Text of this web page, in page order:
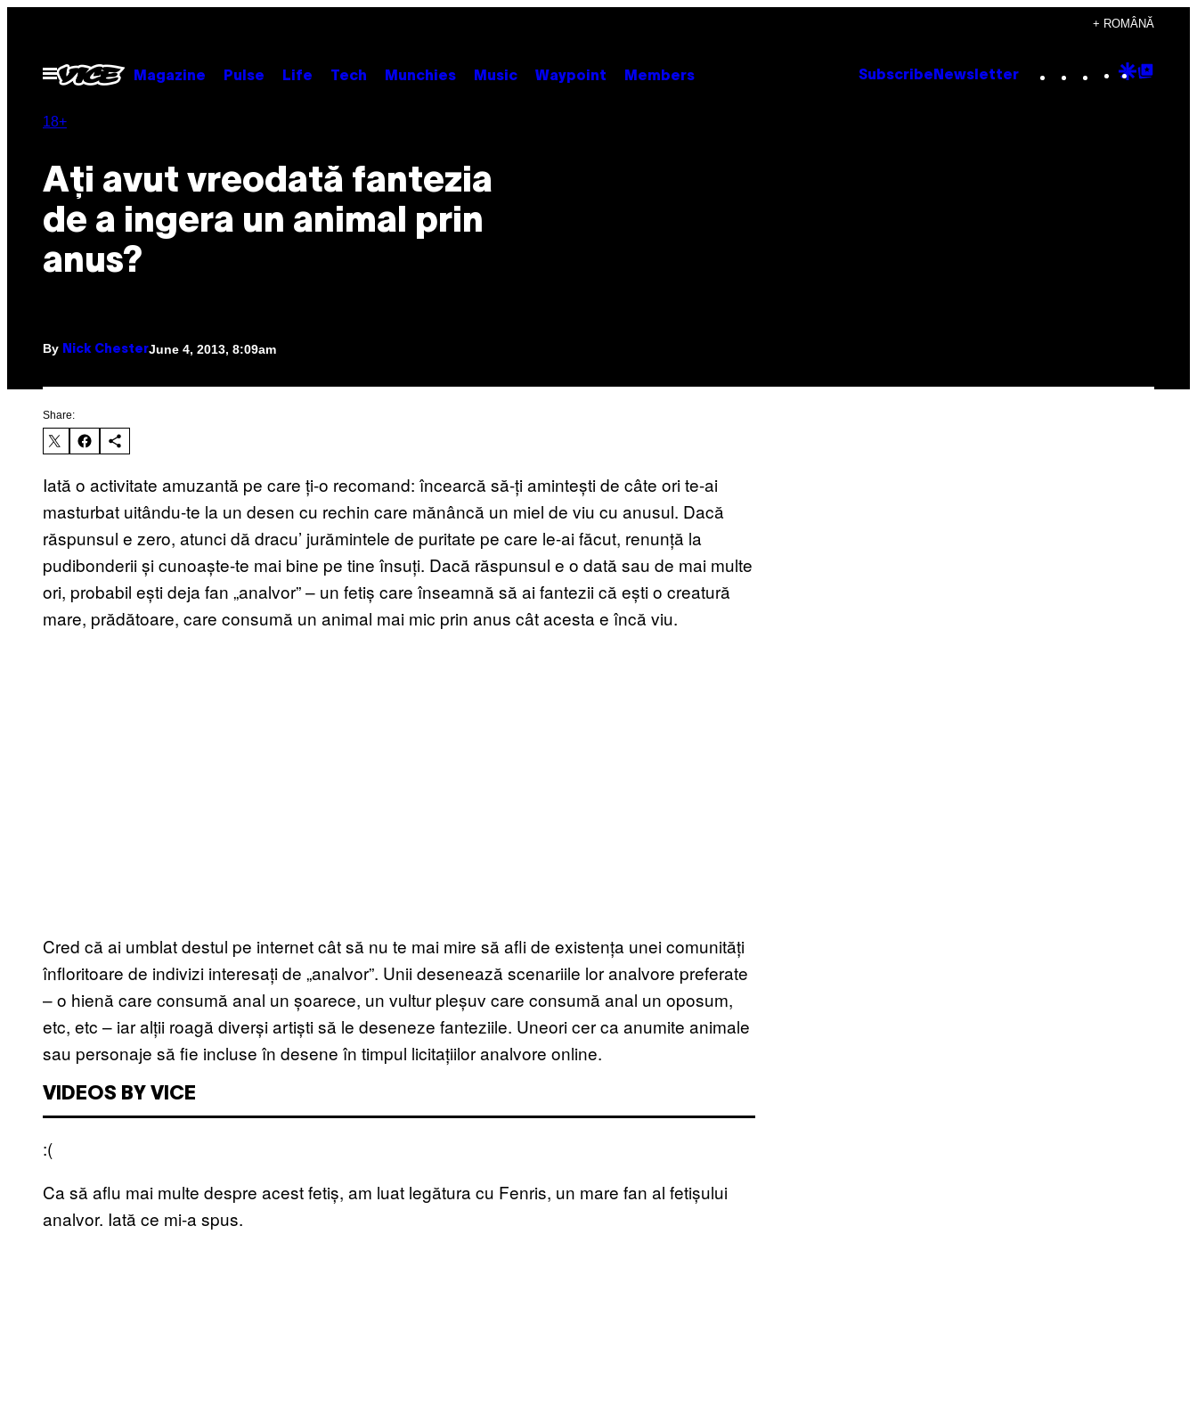
content
+ ROMÂNĂ
Open
Menu
Magazine Pulse Life Tech Munchies Music Waypoint Members Subscribe Newsletter Instagram
TikTok
YouTube
Google
18+
Ați avut vreodată fantezia
de a ingera un animal prin
anus?
By Nick ChesterJune 4, 2013, 8:09am
Share:
Iată o activitate amuzantă pe care ți-o recomand: încearcă să-ți amintești de câte ori te-ai
masturbat uitându-te la un desen cu rechin care mănâncă un miel de viu cu anusul. Dacă
răspunsul e zero, atunci dă dracu’ jurămintele de puritate pe care le-ai făcut, renunță la
pudibonderii și cunoaște-te mai bine pe tine însuți. Dacă răspunsul e o dată sau de mai multe
ori, probabil ești deja fan „analvor” – un fetiș care înseamnă să ai fantezii că ești o creatură
mare, prădătoare, care consumă un animal mai mic prin anus cât acesta e încă viu.
Cred că ai umblat destul pe internet cât să nu te mai mire să afli de existența unei comunități
înfloritoare de indivizi interesați de „analvor”. Unii desenează scenariile lor analvore preferate
– o hienă care consumă anal un șoarece, un vultur pleșuv care consumă anal un oposum,
etc, etc – iar alții roagă diverși artiști să le deseneze fanteziile. Uneori cer ca anumite animale
sau personaje să fie incluse în desene în timpul licitațiilor analvore online.
VIDEOS BY VICE
:(
Ca să aflu mai multe despre acest fetiș, am luat legătura cu Fenris, un mare fan al fetișului
analvor. Iată ce mi-a spus.